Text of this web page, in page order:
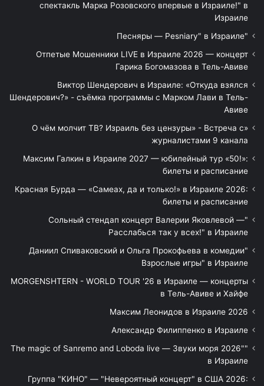
спектакль Марка Розовского впервые в Израиле!" в
Израиле
"Песняры — Pesniary" в Израиле
Отпетые Мошенники LIVE в Израиле 2026 — концерт
Гарика Богомазова в Тель-Авиве
Виктор Шендерович в Израиле: «Откуда взялся
Шендерович?» - съёмка программы с Марком Лави в Тель-
Авиве
«О чём молчит ТВ? Израиль без цензуры» - Встреча с
журналистами 9 канала
Максим Галкин в Израиле 2027 — юбилейный тур «50!»:
билеты и расписание
Красная Бурда — «Самеах, да и только!» в Израиле 2026:
билеты и расписание
"Сольный стендап концерт Валерии Яковлевой —
Расслабься так у всех!" в Израиле
"Даниил Спиваковский и Ольга Прокофьева в комедии
Взрослые игры" в Израиле
MORGENSHTERN - WORLD TOUR '26 в Израиле — концерты
в Тель-Авиве и Хайфе
Максим Леонидов в Израиле 2026
Александр Филиппенко в Израиле
"The magic of Sanremo and Loboda live — Звуки моря 2026"
в Израиле
Группа "КИНО" — "Невероятный концерт" в США 2026: